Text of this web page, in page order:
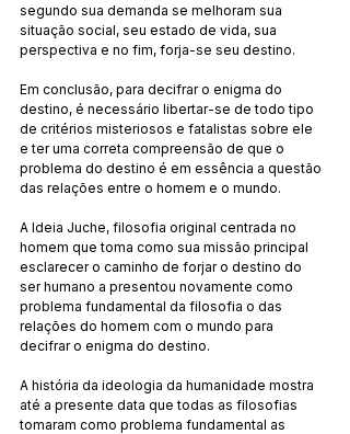
segundo sua demanda se melhoram sua
situação social, seu estado de vida, sua
perspectiva e no fim, forja-se seu destino.
Em conclusão, para decifrar o enigma do
destino, é necessário libertar-se de todo tipo
de critérios misteriosos e fatalistas sobre ele
e ter uma correta compreensão de que o
problema do destino é em essência a questão
das relações entre o homem e o mundo.
A Ideia Juche, filosofia original centrada no
homem que toma como sua missão principal
esclarecer o caminho de forjar o destino do
ser humano a presentou novamente como
problema fundamental da filosofia o das
relações do homem com o mundo para
decifrar o enigma do destino.
A história da ideologia da humanidade mostra
até a presente data que todas as filosofias
tomaram como problema fundamental as